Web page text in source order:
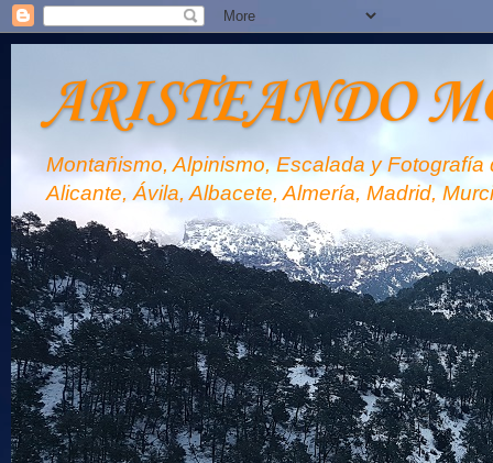
ARISTEANDO
Montañismo, Alpinismo, Escalada y
Alicante, Ávila, Albacete, Almería, Madrid,